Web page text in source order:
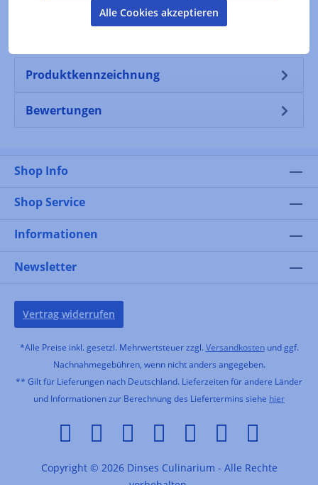
Folgende Infos zum Hersteller sind verfübar...
Produktkennzeichnung
Bewertungen
Shop Info
Shop Service
Informationen
Newsletter
Vertrag widerrufen
*Alle Preise inkl. gesetzl. Mehrwertsteuer zzgl. Versandkostenund ggf.
Nachnahmegebühren, wenn nicht anders angegeben.
** Gilt für Lieferungen nach Deutschland. Lieferzeiten für andere Länder
und Informationen zur Berechnung des Liefertermins siehe hier
Copyright © 2026 Dinses Culinarium - Alle Rechte
Alle Cookies akzeptieren